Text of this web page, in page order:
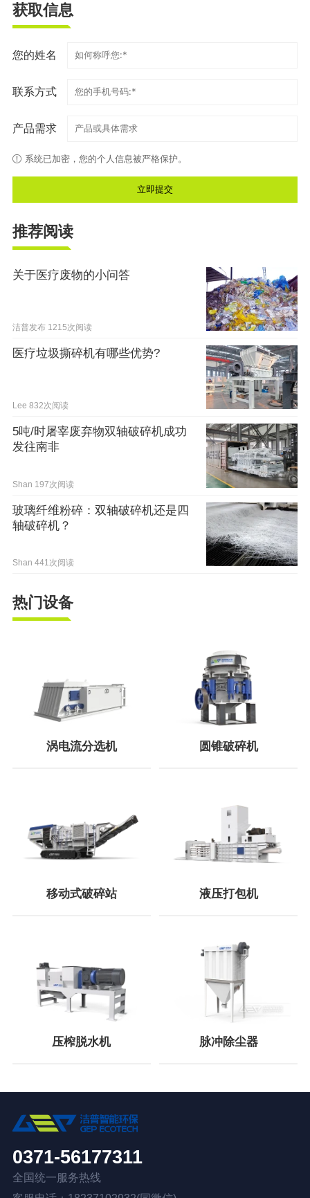
获取信息
您的姓名
联系方式
产品需求
系统已加密，您的个人信息被严格保护。
推荐阅读
关于医疗废物的小问答
洁普发布 1215次阅读
医疗垃圾撕碎机有哪些优势?
Lee 832次阅读
5吨/时屠宰废弃物双轴破碎机成功
发往南非
Shan 197次阅读
玻璃纤维粉碎：双轴破碎机还是四
轴破碎机？
Shan 441次阅读
热门设备
涡电流分选机 圆锥破碎机
移动式破碎站 液压打包机
压榨脱水机 脉冲除尘器
0371-56177311
全国统一服务热线